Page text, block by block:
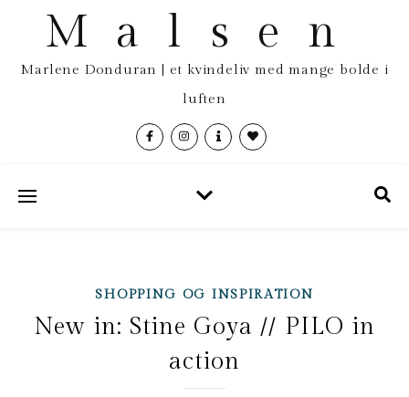
Malsen
Marlene Donduran | et kvindeliv med mange bolde i
luften
SHOPPING OG INSPIRATION
New in: Stine Goya // PILO in
action